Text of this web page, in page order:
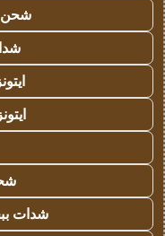
شحن
شدات